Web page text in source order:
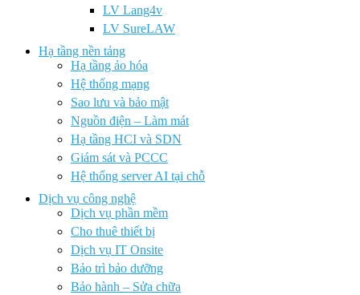
LV Lang4v
LV SureLAW
Hạ tầng nền tảng
Hạ tầng ảo hóa
Hệ thống mạng
Sao lưu và bảo mật
Nguồn điện – Làm mát
Hạ tầng HCI và SDN
Giám sát và PCCC
Hệ thống server AI tại chỗ
Dịch vụ công nghệ
Dịch vụ phần mềm
Cho thuê thiết bị
Dịch vụ IT Onsite
Bảo trì bảo dưỡng
Bảo hành – Sửa chữa